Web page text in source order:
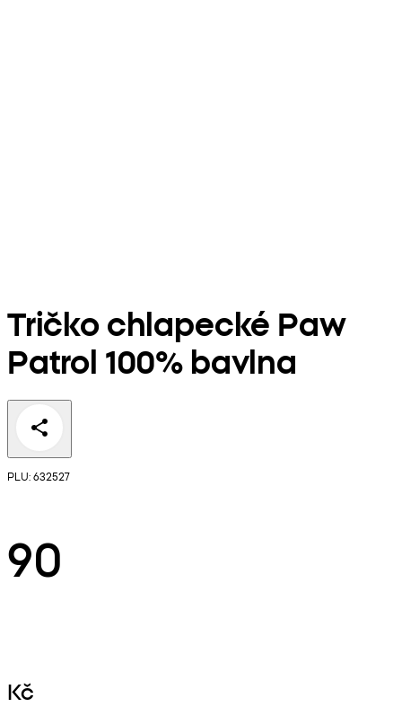
Tričko chlapecké Paw
Patrol 100% bavlna
PLU: 632527
90
Kč